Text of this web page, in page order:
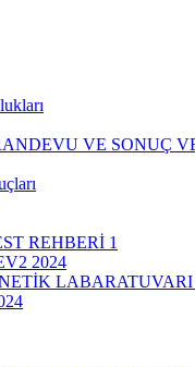
VE SONUÇ
REHBERİ 1
2024
LABARATUVARI